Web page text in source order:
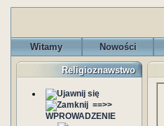
Witamy Nowości
Religioznawstwo
==>>
WPROWADZENIE